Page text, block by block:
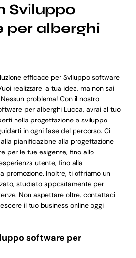
Sviluppo
per alberghi
efficace per Sviluppo software
realizzare la tua idea, ma non sai
problema! Con il nostro
per alberghi Lucca, avrai al tuo
nella progettazione e sviluppo
in ogni fase del percorso. Ci
pianificazione alla progettazione
per le tue esigenze, fino allo
utente, fino alla
promozione. Inoltre, ti offriamo un
studiato appositamente per
Non aspettare oltre, contattaci
il tuo business online oggi
software per